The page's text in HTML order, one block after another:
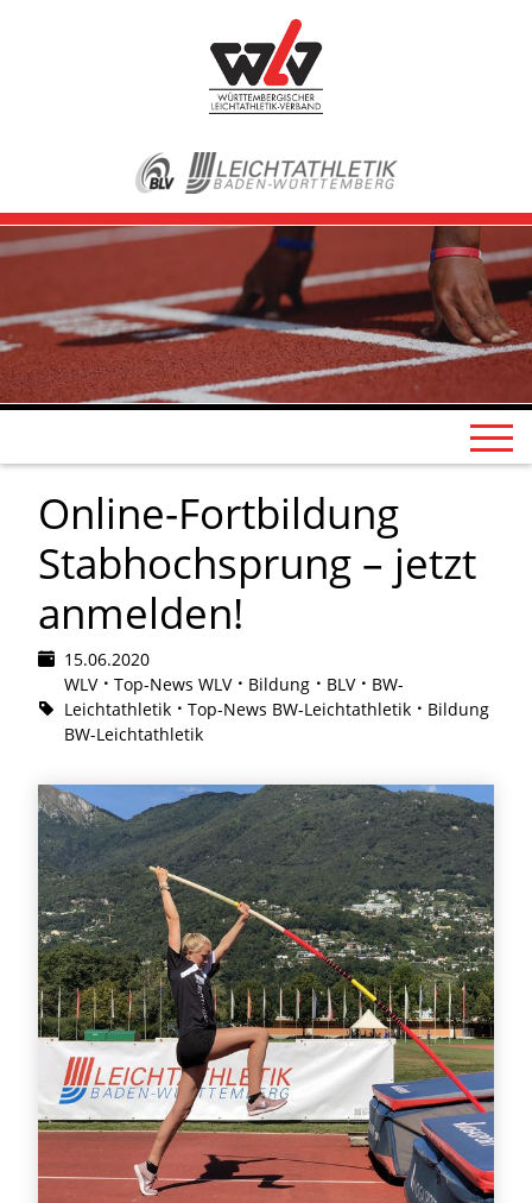
Online-Fortbildung
Stabhochsprung – jetzt
anmelden!
15.06.2020
WLV
Top-News WLV Bildung BLV
BW-
Leichtathletik
Top-News BW-Leichtathletik
Bildung
BW-Leichtathletik